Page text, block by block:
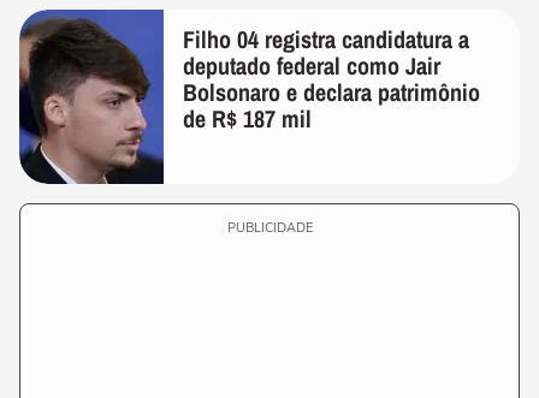
Filho 04 registra candidatura a
deputado federal como Jair
Bolsonaro e declara patrimônio
de R$ 187 mil
PUBLICIDADE